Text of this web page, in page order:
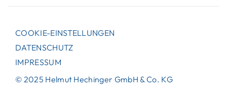
© 2025 Helmut Hechinger GmbH & Co. KG
IMPRESSUM
DATENSCHUTZ
COOKIE-EINSTELLUNGEN